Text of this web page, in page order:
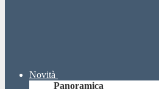
Novità
Panoramica